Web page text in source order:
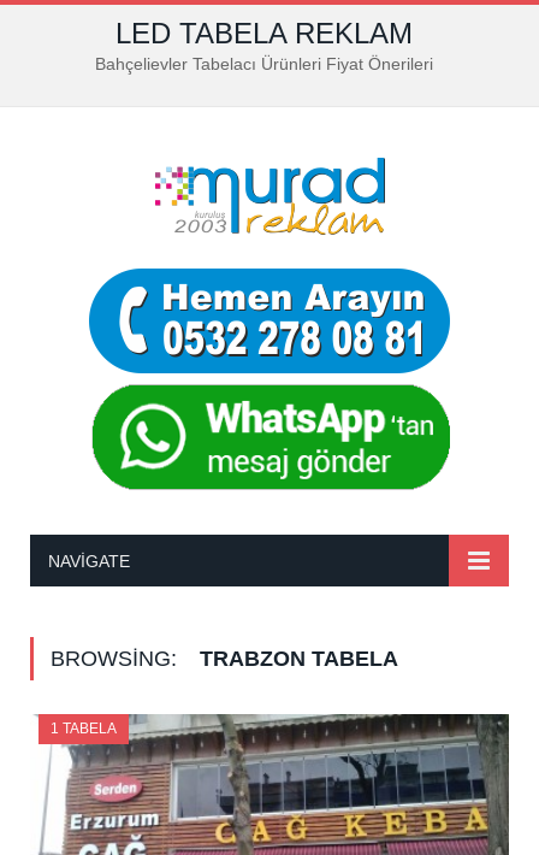
LED TABELA REKLAM
Bahçelievler Tabelacı Ürünleri Fiyat Önerileri
NAVIGATE
BROWSING: TRABZON TABELA
1 TABELA